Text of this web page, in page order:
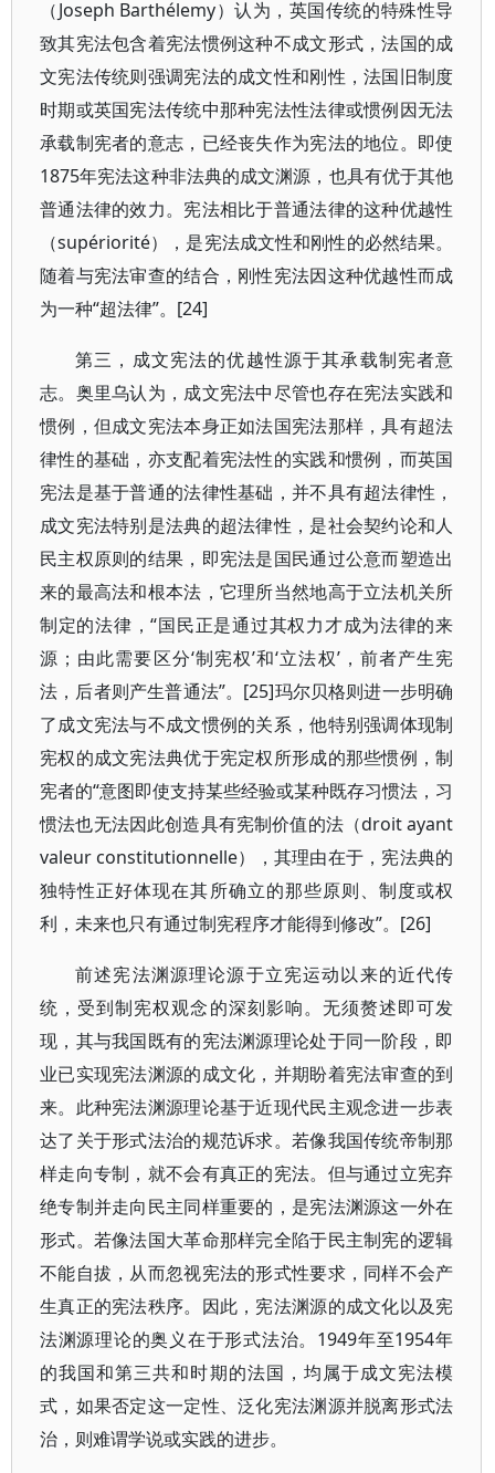
（Joseph Barthélemy）认为，英国传统的特殊性导
致其宪法包含着宪法惯例这种不成文形式，法国的成
文宪法传统则强调宪法的成文性和刚性，法国旧制度
时期或英国宪法传统中那种宪法性法律或惯例因无法
承载制宪者的意志，已经丧失作为宪法的地位。即使
1875年宪法这种非法典的成文渊源，也具有优于其他
普通法律的效力。宪法相比于普通法律的这种优越性
（supériorité），是宪法成文性和刚性的必然结果。
随着与宪法审查的结合，刚性宪法因这种优越性而成
为一种“超法律”。[24]
第三，成文宪法的优越性源于其承载制宪者意
志。奥里乌认为，成文宪法中尽管也存在宪法实践和
惯例，但成文宪法本身正如法国宪法那样，具有超法
律性的基础，亦支配着宪法性的实践和惯例，而英国
宪法是基于普通的法律性基础，并不具有超法律性，
成文宪法特别是法典的超法律性，是社会契约论和人
民主权原则的结果，即宪法是国民通过公意而塑造出
来的最高法和根本法，它理所当然地高于立法机关所
制定的法律，“国民正是通过其权力才成为法律的来
源；由此需要区分‘制宪权’和‘立法权’，前者产生宪
法，后者则产生普通法”。[25]玛尔贝格则进一步明确
了成文宪法与不成文惯例的关系，他特别强调体现制
宪权的成文宪法典优于宪定权所形成的那些惯例，制
宪者的“意图即使支持某些经验或某种既存习惯法，习
惯法也无法因此创造具有宪制价值的法（droit ayant
valeur constitutionnelle），其理由在于，宪法典的
独特性正好体现在其所确立的那些原则、制度或权
利，未来也只有通过制宪程序才能得到修改”。[26]
前述宪法渊源理论源于立宪运动以来的近代传
统，受到制宪权观念的深刻影响。无须赘述即可发
现，其与我国既有的宪法渊源理论处于同一阶段，即
业已实现宪法渊源的成文化，并期盼着宪法审查的到
来。此种宪法渊源理论基于近现代民主观念进一步表
达了关于形式法治的规范诉求。若像我国传统帝制那
样走向专制，就不会有真正的宪法。但与通过立宪弃
绝专制并走向民主同样重要的，是宪法渊源这一外在
形式。若像法国大革命那样完全陷于民主制宪的逻辑
不能自拔，从而忽视宪法的形式性要求，同样不会产
生真正的宪法秩序。因此，宪法渊源的成文化以及宪
法渊源理论的奥义在于形式法治。1949年至1954年
的我国和第三共和时期的法国，均属于成文宪法模
式，如果否定这一定性、泛化宪法渊源并脱离形式法
治，则难谓学说或实践的进步。